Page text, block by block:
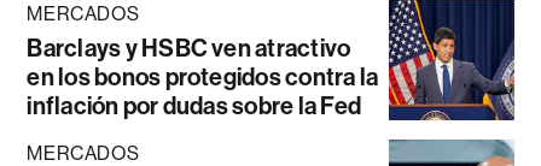
MERCADOS
Barclays y HSBC ven atractivo
en los bonos protegidos contra la
inflación por dudas sobre la Fed
MERCADOS